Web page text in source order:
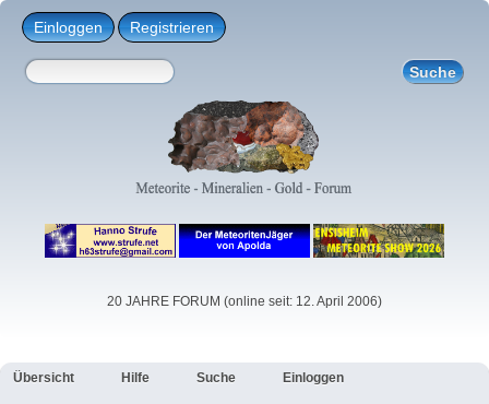
Einloggen Registrieren
20 JAHRE FORUM (online seit: 12. April 2006)
Übersicht Hilfe Suche Einloggen